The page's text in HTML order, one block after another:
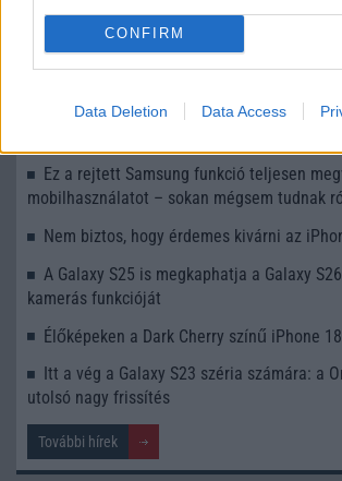
CONFIRM
Data Deletion Data Access
UI 9 frissítésből – itt a lista az érintett
iPhone 18 bemutató dátum - ekkor rántja
Apple az új csúcsmobilokról
Az Android rejtett automatizmusai: hat
Ez a rejtett Samsung funkció teljesen
mobilhasználatot – sokan mégsem tudnak
Nem biztos, hogy érdemes kivárni az
A Galaxy S25 is megkaphatja a Galaxy
kamerás funkcióját
Élőképeken a Dark Cherry színű iPhone
Itt a vég a Galaxy S23 széria számára: a
utolsó nagy frissítés
További hírek